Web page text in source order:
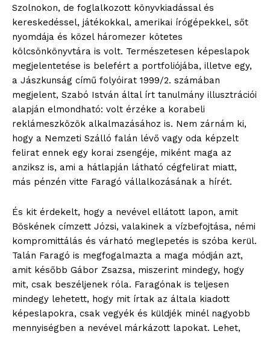
blogSZOLNOK
szubjektív élményportál
Szolnokon, de foglalkozott könyvkiadással és
kereskedéssel, játékokkal, amerikai írógépekkel, sőt
nyomdája és közel háromezer kötetes
kölcsönkönyvtára is volt. Természetesen képeslapok
megjelentetése is belefért a portfoliójába, illetve egy,
a Jászkunság című folyóirat 1999/2. számában
megjelent, Szabó István által írt tanulmány illusztrációi
alapján elmondható: volt érzéke a korabeli
reklámeszközök alkalmazásához is. Nem zárnám ki,
hogy a Nemzeti Szálló falán lévő vagy oda képzelt
felirat ennek egy korai zsengéje, miként maga az
anziksz is, ami a hátlapján látható cégfelirat miatt,
más pénzén vitte Faragó vállalkozásának a hírét.
És kit érdekelt, hogy a nevével ellátott lapon, amit
Böskének címzett Józsi, valakinek a vízbefojtása, némi
kompromittálás és várható meglepetés is szóba kerül.
Talán Faragó is megfogalmazta a maga módján azt,
amit később Gábor Zsazsa, miszerint mindegy, hogy
mit, csak beszéljenek róla. Faragónak is teljesen
mindegy lehetett, hogy mit írtak az általa kiadott
képeslapokra, csak vegyék és küldjék minél nagyobb
mennyiségben a nevével márkázott lapokat. Lehet,